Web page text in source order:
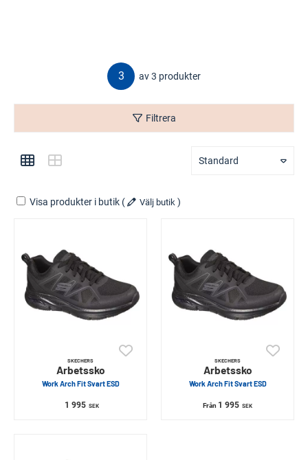
3 av 3 produkter
Filtrera
Standard
Visa produkter i butik ( Välj butik )
SKECHERS
Arbetssko
Work Arch Fit Svart ESD
1 995 SEK
SKECHERS
Arbetssko
Work Arch Fit Svart ESD
Från 1 995 SEK